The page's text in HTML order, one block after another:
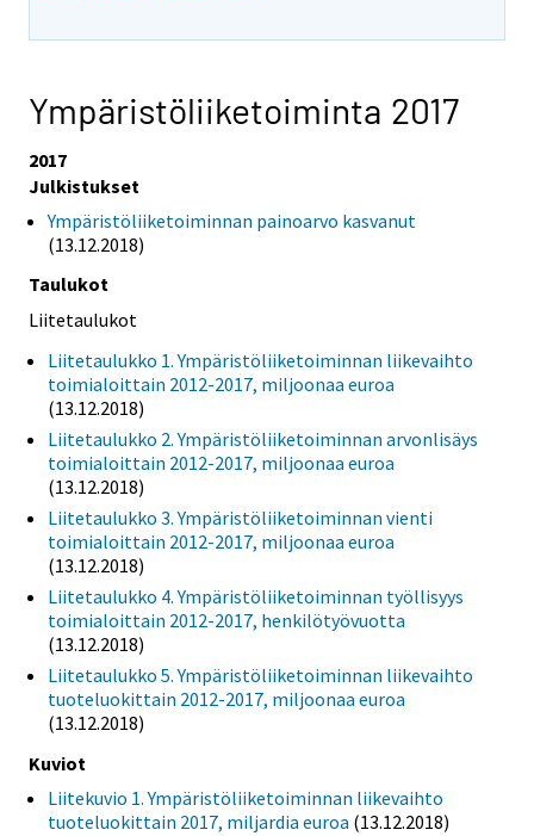
Ympäristöliiketoiminta 2017
2017
Julkistukset
Ympäristöliiketoiminnan painoarvo kasvanut
(13.12.2018)
Taulukot
Liitetaulukot
Liitetaulukko 1. Ympäristöliiketoiminnan liikevaihto
toimialoittain 2012-2017, miljoonaa euroa
(13.12.2018)
Liitetaulukko 2. Ympäristöliiketoiminnan arvonlisäys
toimialoittain 2012-2017, miljoonaa euroa
(13.12.2018)
Liitetaulukko 3. Ympäristöliiketoiminnan vienti
toimialoittain 2012-2017, miljoonaa euroa
(13.12.2018)
Liitetaulukko 4. Ympäristöliiketoiminnan työllisyys
toimialoittain 2012-2017, henkilötyövuotta
(13.12.2018)
Liitetaulukko 5. Ympäristöliiketoiminnan liikevaihto
tuoteluokittain 2012-2017, miljoonaa euroa
(13.12.2018)
Kuviot
Liitekuvio 1. Ympäristöliiketoiminnan liikevaihto
tuoteluokittain 2017, miljardia euroa (13.12.2018)